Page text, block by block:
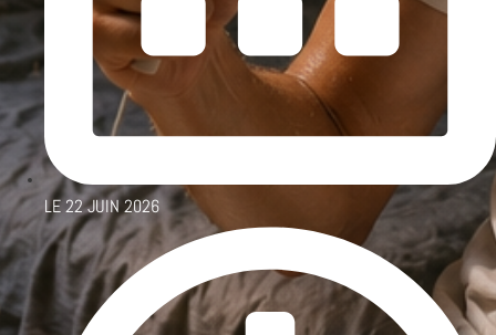
LE22 JUIN 2026